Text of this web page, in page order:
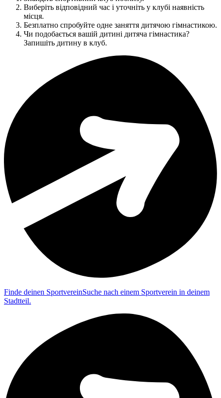
Виберіть відповідний час і уточніть у клубі наявність
місця.
Безплатно спробуйте одне заняття дитячою гімнастикою.
Чи подобається вашій дитині дитяча гімнастика?
Запишіть дитину в клуб.
Finde deinen SportvereinSuche nach einem Sportverein in deinem
Stadtteil.